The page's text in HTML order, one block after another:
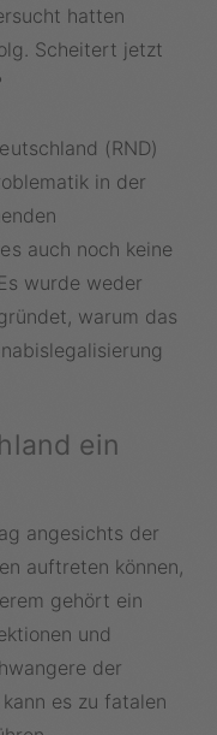
hatten
Scheitert jetzt
(RND)
in der
auch noch keine
wurde weder
warum das
ein
angesichts der
auftreten können,
gehört ein
und
der
es zu fatalen